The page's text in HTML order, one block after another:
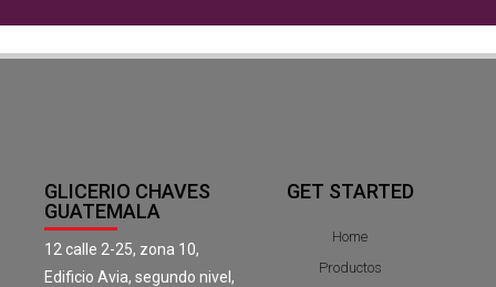
GLICERIO CHAVES
GUATEMALA
12 calle 2-25, zona 10,
Edificio Avia, segundo nivel,
GET STARTED
Home
Productos